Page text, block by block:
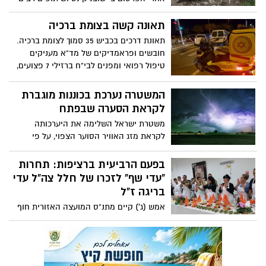
עקב המצב הקשה אליו נקלע הבעלים של
מסעדת מידס בעוטף עזה בכירים
ומפורסמים,יזמו ארוחת חג במסעדת מידס
בקיבוץ ברור חיל בכדי לתמוך בבעלי המסעדה
שעקב המצב הביטחוני בדרום הארץ מתמודד
תאונה קשה בצומת ברכיה
תאונת דרכים בכביש 35 סמוך לצומת ברכיה.
חובשים ופראמדיקים של מד"א מעניקים
טיפול רפואי ומפנים לבי"ח ברזילי 7 פצועים,
כבן 20 עם חבלה בחזה ו- 5 קל.
המשטרה נערכת בכוננות מוגברת
לקראת הסערה שבפתח
משטרת ישראל השלימה את היערכותה
לקראת מזג האוויר הסוער הצפוי, על פי
ההערכות המטאורולוגיות, לסוף השבוע
הקרוב. במשטרה קוראים לציבור להיערך
מבעוד מועד למקרי הצפה, ובעיקר לשנות
ולהתאים את נהיגתם בכלי הרכב בהתאם
לתנאי הדרך
בפעם הרביעית ברציפות: תחרות
"עדי שף" לזכרו של חלל צה"ל עדי
בריגה ז"ל
אמש (ג') קיים מתנ"ס המועצה האזורית חוף
אשקלון בפעם הרביעית את פסטיבל "עדי
שף" לזכרו של חלל צה"ל עדי בריגה ז"ל שנפל
במבצע "צוק איתן". בתחרות, שעוסקת בעולם
הקולינרי אותו אהב, השתתפו נציגים מאורט